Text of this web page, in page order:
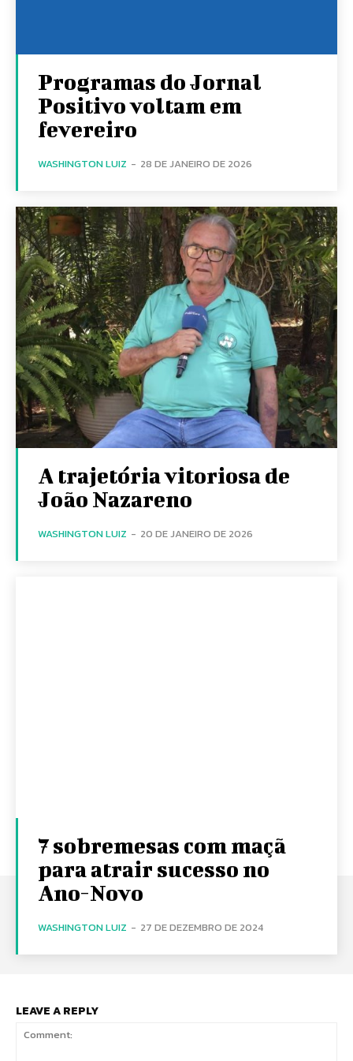
Programas do Jornal
Positivo voltam em
fevereiro
WASHINGTON LUIZ - 28 DE JANEIRO DE 2026
A trajetória vitoriosa de
João Nazareno
WASHINGTON LUIZ - 20 DE JANEIRO DE 2026
7 sobremesas com maçã
para atrair sucesso no
Ano-Novo
WASHINGTON LUIZ - 27 DE DEZEMBRO DE 2024
LEAVE A REPLY